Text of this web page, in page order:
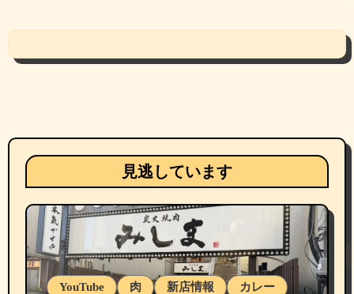
見逃しています
YouTube 肉 新店情報 カレー